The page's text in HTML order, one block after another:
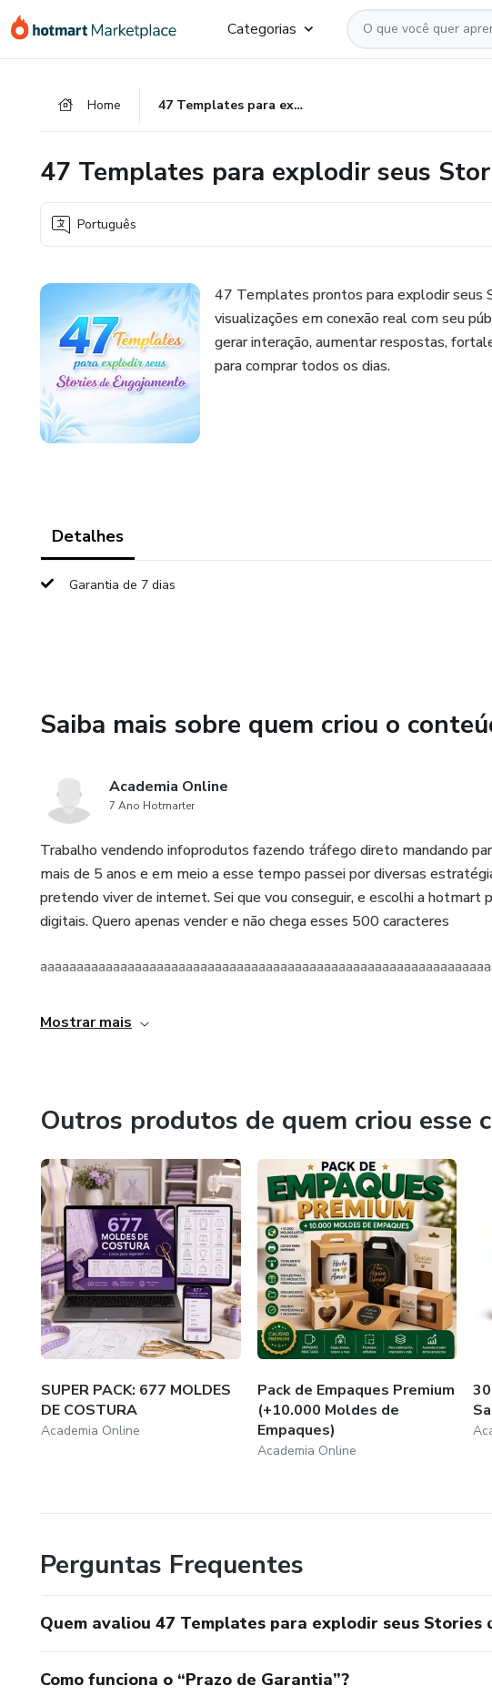
para
para
para
Categorias
Home 47 Templates para explodir seus Stories de Engajamento
47 Templates para explodir seus
Português
47 Templates prontos para explodir seus
visualizações em conexão real com seu
gerar interação, aumentar respostas,
para comprar todos os dias.
Detalhes
Garantia de 7 dias
Saiba mais sobre quem criou o
Academia Online
7 Ano Hotmarter
Trabalho vendendo infoprodutos fazendo tráfego direto mandando
mais de 5 anos e em meio a esse tempo passei por diversas
pretendo viver de internet. Sei que vou conseguir, e escolhi a hotmart
digitais. Quero apenas vender e não chega esses 500 caracteres
Mostrar mais
Outros produtos de quem criou esse
SUPER PACK: 677 MOLDES
DE COSTURA
Academia Online
Pack de Empaques Premium
(+10.000 Moldes de
Empaques)
Academia Online
Perguntas Frequentes
Quem avaliou 47 Templates para explodir seus Stories
Como funciona o “Prazo de Garantia”?